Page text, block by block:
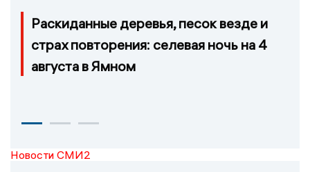
Раскиданные деревья, песок везде и
страх повторения: селевая ночь на 4
августа в Ямном
Новости СМИ2